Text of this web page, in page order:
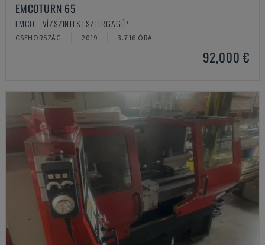
EMCOTURN 65
EMCO - VÍZSZINTES ESZTERGAGÉP
CSEHORSZÁG 2019 3.716 ÓRA
92,000 €